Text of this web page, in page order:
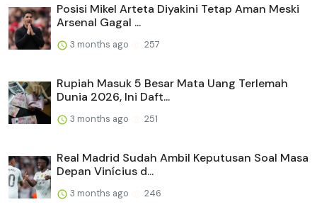
Posisi Mikel Arteta Diyakini Tetap Aman Meski
Arsenal Gagal ...
3 months ago 257
Rupiah Masuk 5 Besar Mata Uang Terlemah
Dunia 2026, Ini Daft...
3 months ago 251
Real Madrid Sudah Ambil Keputusan Soal Masa
Depan Vinícius d...
3 months ago 246